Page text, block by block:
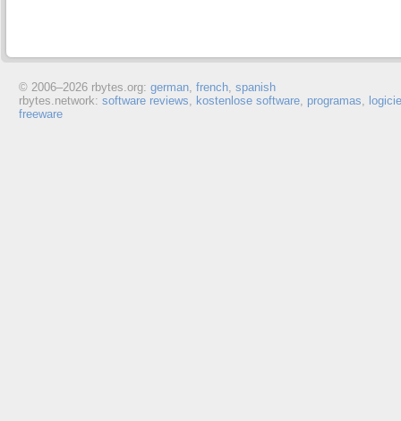
© 2006–2026 rbytes.org: german, french, spanish
rbytes.network: software reviews, kostenlose software, programas,
freeware